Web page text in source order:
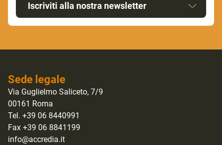
Iscriviti alla nostra newsletter
Sede legale
Via Guglielmo Saliceto, 7/9
00161 Roma
Tel. +39 06 8440991
Fax +39 06 8841199
info@accredia.it